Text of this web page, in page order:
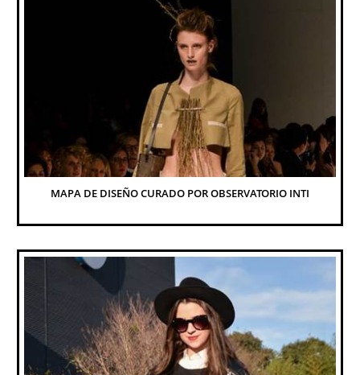
MAPA DE DISEÑO CURADO POR OBSERVATORIO INTI